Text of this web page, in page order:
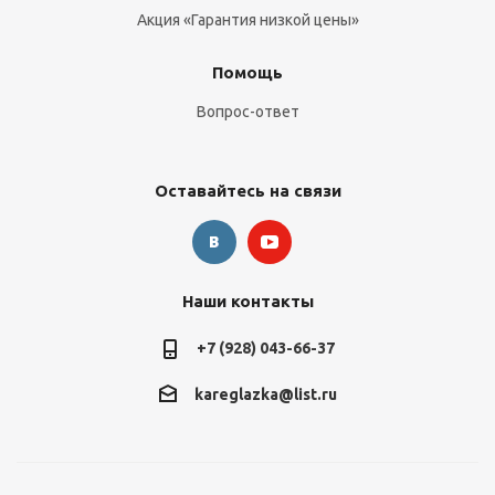
Акция «Гарантия низкой цены»
Помощь
Вопрос-ответ
Оставайтесь на связи
Наши контакты
+7 (928) 043-66-37
kareglazka@list.ru